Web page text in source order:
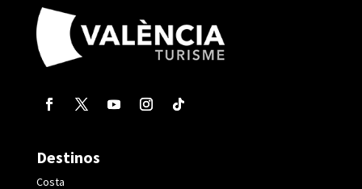
Destinos
Costa